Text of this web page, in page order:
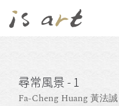
尋常風景 - 1
Fa-Cheng Huang 黃法誠